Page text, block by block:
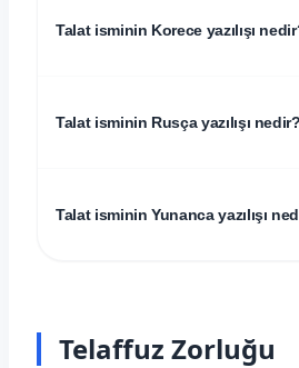
Talat isminin Korece yazılışı
Talat isminin Rusça yazılışı nedir?
Talat isminin Yunanca yazılışı
Telaffuz Zorluğu